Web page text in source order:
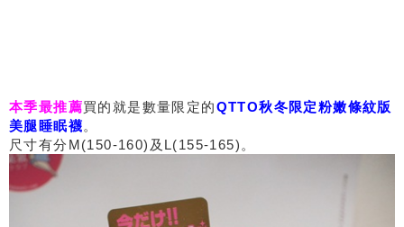
本季最推薦買的就是數量限定的QTTO秋冬限定粉嫩條紋版
美腿睡眠襪。
尺寸有分 M(150-160) 及 L(155-165) 。